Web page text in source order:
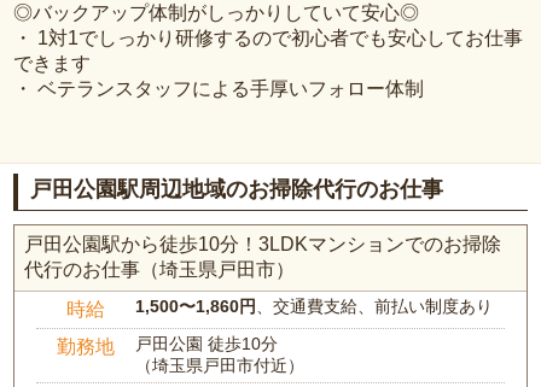
◎バックアップ体制がしっかりしていて安心◎
・ 1対1でしっかり研修するので初心者でも安心してお仕事
できます
・ ベテランスタッフによる手厚いフォロー体制
戸田公園駅周辺地域のお掃除代行のお仕事
戸田公園駅から徒歩10分！3LDKマンションでのお掃除
代行のお仕事（埼玉県戸田市）
時給 1,500〜1,860円、交通費支給、前払い制度あり
勤務地
戸田公園 徒歩10分
（埼玉県戸田市付近）